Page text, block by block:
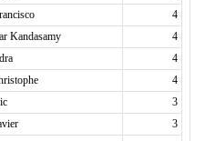
4
Kandasamy
4
4
4
3
3